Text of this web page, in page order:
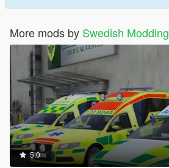
More mods by Swedish Modding
5.0